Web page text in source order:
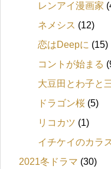
レンアイ漫画家
ネメシス (12)
恋はDeepに (15)
コントが始まる
大豆田とわ子と
ドラゴン桜 (5)
リコカツ (1)
イチケイのカラ
2021冬ドラマ (30)